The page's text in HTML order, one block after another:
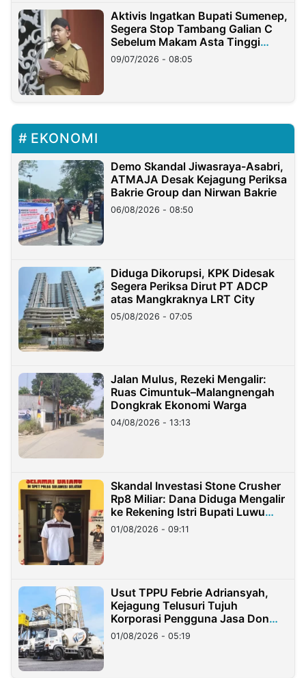
Aktivis Ingatkan Bupati Sumenep,
Segera Stop Tambang Galian C
Sebelum Makam Asta Tinggi
Longsor
09/07/2026 - 08:05
EKONOMI
Demo Skandal Jiwasraya-Asabri,
ATMAJA Desak Kejagung Periksa
Bakrie Group dan Nirwan Bakrie
06/08/2026 - 08:50
Diduga Dikorupsi, KPK Didesak
Segera Periksa Dirut PT ADCP
atas Mangkraknya LRT City
05/08/2026 - 07:05
Jalan Mulus, Rezeki Mengalir:
Ruas Cimuntuk–Malangnengah
Dongkrak Ekonomi Warga
04/08/2026 - 13:13
Skandal Investasi Stone Crusher
Rp8 Miliar: Dana Diduga Mengalir
ke Rekening Istri Bupati Luwu
Timur
01/08/2026 - 09:11
Usut TPPU Febrie Adriansyah,
Kejagung Telusuri Tujuh
Korporasi Pengguna Jasa Don
Ritto
01/08/2026 - 05:19